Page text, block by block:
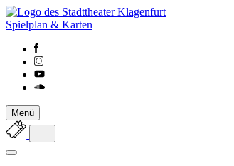
Spielplan & Karten
Menü